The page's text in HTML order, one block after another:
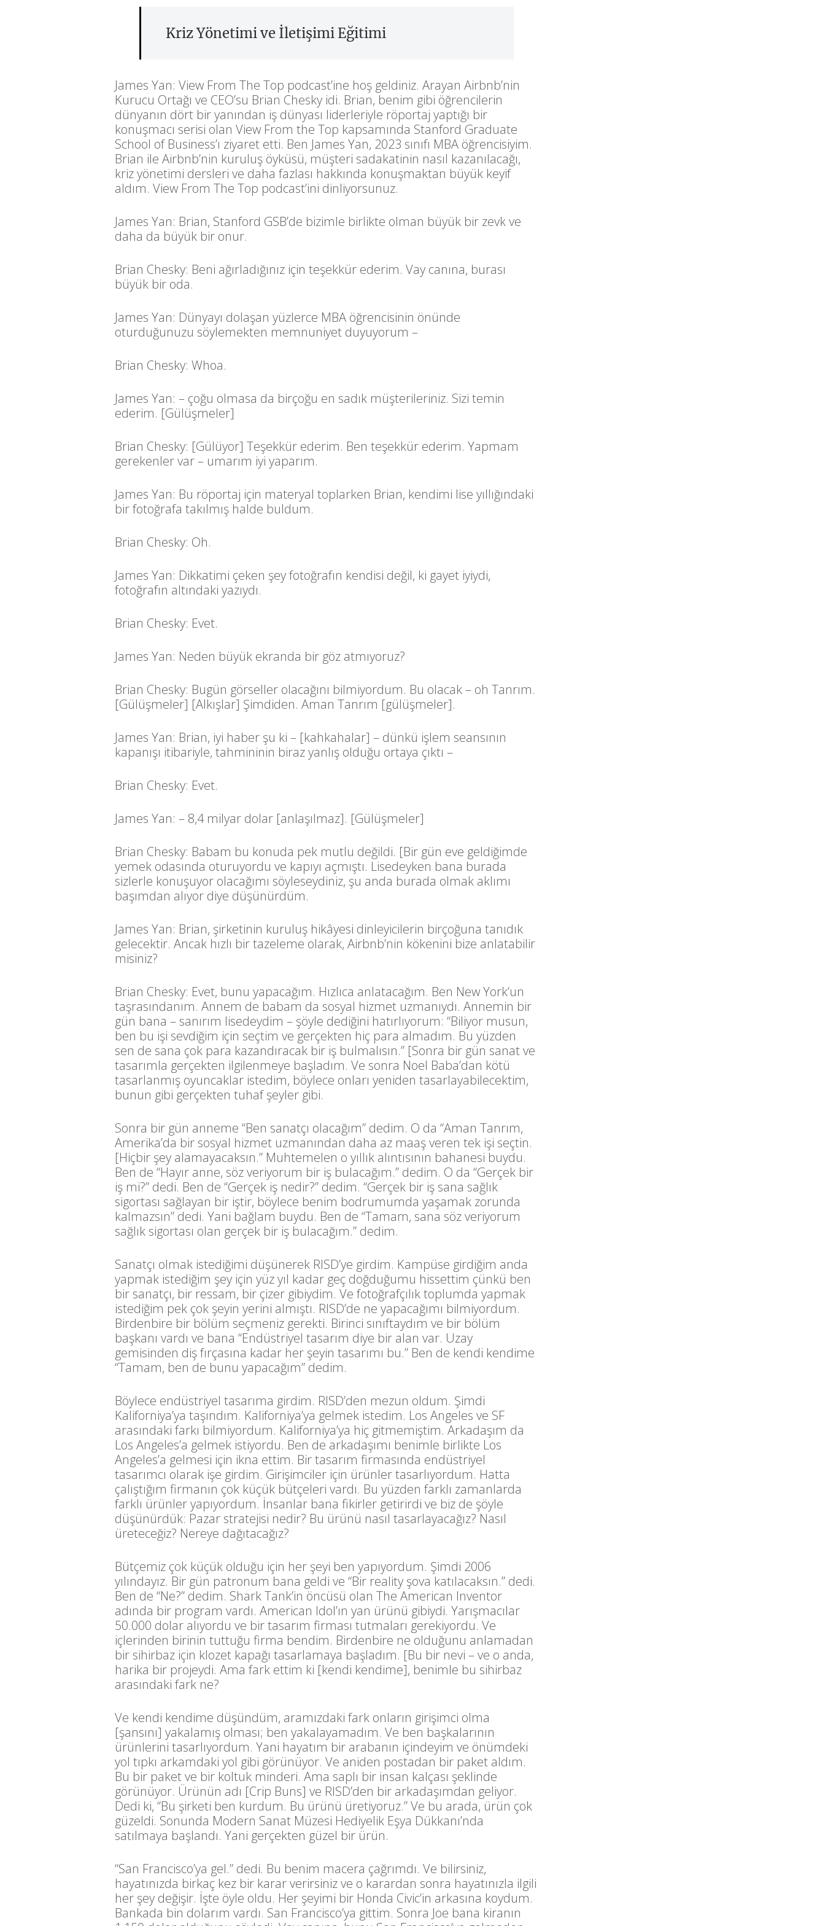
Kriz Yönetimi ve İletişimi Eğitimi
James Yan: View From The Top podcast’ine hoş geldiniz. Arayan Airbnb’nin
Kurucu Ortağı ve CEO’su Brian Chesky idi. Brian, benim gibi öğrencilerin
dünyanın dört bir yanından iş dünyası liderleriyle röportaj yaptığı bir
konuşmacı serisi olan View From the Top kapsamında Stanford Graduate
School of Business’ı ziyaret etti. Ben James Yan, 2023 sınıfı MBA öğrencisiyim.
Brian ile Airbnb’nin kuruluş öyküsü, müşteri sadakatinin nasıl kazanılacağı,
kriz yönetimi dersleri ve daha fazlası hakkında konuşmaktan büyük keyif
aldım. View From The Top podcast’ini dinliyorsunuz.
James Yan: Brian, Stanford GSB’de bizimle birlikte olman büyük bir zevk ve
daha da büyük bir onur.
Brian Chesky: Beni ağırladığınız için teşekkür ederim. Vay canına, burası
büyük bir oda.
James Yan: Dünyayı dolaşan yüzlerce MBA öğrencisinin önünde
oturduğunuzu söylemekten memnuniyet duyuyorum –
Brian Chesky: Whoa.
James Yan: – çoğu olmasa da birçoğu en sadık müşterileriniz. Sizi temin
ederim. [Gülüşmeler]
Brian Chesky: [Gülüyor] Teşekkür ederim. Ben teşekkür ederim. Yapmam
gerekenler var – umarım iyi yaparım.
James Yan: Bu röportaj için materyal toplarken Brian, kendimi lise yıllığındaki
bir fotoğrafa takılmış halde buldum.
Brian Chesky: Oh.
James Yan: Dikkatimi çeken şey fotoğrafın kendisi değil, ki gayet iyiydi,
fotoğrafın altındaki yazıydı.
Brian Chesky: Evet.
James Yan: Neden büyük ekranda bir göz atmıyoruz?
Brian Chesky: Bugün görseller olacağını bilmiyordum. Bu olacak – oh Tanrım.
[Gülüşmeler] [Alkışlar] Şimdiden. Aman Tanrım [gülüşmeler].
James Yan: Brian, iyi haber şu ki – [kahkahalar] – dünkü işlem seansının
kapanışı itibariyle, tahmininin biraz yanlış olduğu ortaya çıktı –
Brian Chesky: Evet.
James Yan: – 8,4 milyar dolar [anlaşılmaz]. [Gülüşmeler]
Brian Chesky: Babam bu konuda pek mutlu değildi. [Bir gün eve geldiğimde
yemek odasında oturuyordu ve kapıyı açmıştı. Lisedeyken bana burada
sizlerle konuşuyor olacağımı söyleseydiniz, şu anda burada olmak aklımı
başımdan alıyor diye düşünürdüm.
James Yan: Brian, şirketinin kuruluş hikâyesi dinleyicilerin birçoğuna tanıdık
gelecektir. Ancak hızlı bir tazeleme olarak, Airbnb’nin kökenini bize anlatabilir
misiniz?
Brian Chesky: Evet, bunu yapacağım. Hızlıca anlatacağım. Ben New York’un
taşrasındanım. Annem de babam da sosyal hizmet uzmanıydı. Annemin bir
gün bana – sanırım lisedeydim – şöyle dediğini hatırlıyorum: “Biliyor musun,
ben bu işi sevdiğim için seçtim ve gerçekten hiç para almadım. Bu yüzden
sen de sana çok para kazandıracak bir iş bulmalısın.” [Sonra bir gün sanat ve
tasarımla gerçekten ilgilenmeye başladım. Ve sonra Noel Baba’dan kötü
tasarlanmış oyuncaklar istedim, böylece onları yeniden tasarlayabilecektim,
bunun gibi gerçekten tuhaf şeyler gibi.
Sonra bir gün anneme “Ben sanatçı olacağım” dedim. O da “Aman Tanrım,
Amerika’da bir sosyal hizmet uzmanından daha az maaş veren tek işi seçtin.
[Hiçbir şey alamayacaksın.” Muhtemelen o yıllık alıntısının bahanesi buydu.
Ben de “Hayır anne, söz veriyorum bir iş bulacağım.” dedim. O da “Gerçek bir
iş mi?” dedi. Ben de “Gerçek iş nedir?” dedim. “Gerçek bir iş sana sağlık
sigortası sağlayan bir iştir, böylece benim bodrumumda yaşamak zorunda
kalmazsın” dedi. Yani bağlam buydu. Ben de “Tamam, sana söz veriyorum
sağlık sigortası olan gerçek bir iş bulacağım.” dedim.
Sanatçı olmak istediğimi düşünerek RISD’ye girdim. Kampüse girdiğim anda
yapmak istediğim şey için yüz yıl kadar geç doğduğumu hissettim çünkü ben
bir sanatçı, bir ressam, bir çizer gibiydim. Ve fotoğrafçılık toplumda yapmak
istediğim pek çok şeyin yerini almıştı. RISD’de ne yapacağımı bilmiyordum.
Birdenbire bir bölüm seçmeniz gerekti. Birinci sınıftaydım ve bir bölüm
başkanı vardı ve bana “Endüstriyel tasarım diye bir alan var. Uzay
gemisinden diş fırçasına kadar her şeyin tasarımı bu.” Ben de kendi kendime
“Tamam, ben de bunu yapacağım” dedim.
Böylece endüstriyel tasarıma girdim. RISD’den mezun oldum. Şimdi
Kaliforniya’ya taşındım. Kaliforniya’ya gelmek istedim. Los Angeles ve SF
arasındaki farkı bilmiyordum. Kaliforniya’ya hiç gitmemiştim. Arkadaşım da
Los Angeles’a gelmek istiyordu. Ben de arkadaşımı benimle birlikte Los
Angeles’a gelmesi için ikna ettim. Bir tasarım firmasında endüstriyel
tasarımcı olarak işe girdim. Girişimciler için ürünler tasarlıyordum. Hatta
çalıştığım firmanın çok küçük bütçeleri vardı. Bu yüzden farklı zamanlarda
farklı ürünler yapıyordum. İnsanlar bana fikirler getirirdi ve biz de şöyle
düşünürdük: Pazar stratejisi nedir? Bu ürünü nasıl tasarlayacağız? Nasıl
üreteceğiz? Nereye dağıtacağız?
Bütçemiz çok küçük olduğu için her şeyi ben yapıyordum. Şimdi 2006
yılındayız. Bir gün patronum bana geldi ve “Bir reality şova katılacaksın.” dedi.
Ben de “Ne?” dedim. Shark Tank’in öncüsü olan The American Inventor
adında bir program vardı. American Idol’ın yan ürünü gibiydi. Yarışmacılar
50.000 dolar alıyordu ve bir tasarım firması tutmaları gerekiyordu. Ve
içlerinden birinin tuttuğu firma bendim. Birdenbire ne olduğunu anlamadan
bir sihirbaz için klozet kapağı tasarlamaya başladım. [Bu bir nevi – ve o anda,
harika bir projeydi. Ama fark ettim ki [kendi kendime], benimle bu sihirbaz
arasındaki fark ne?
Ve kendi kendime düşündüm, aramızdaki fark onların girişimci olma
[şansını] yakalamış olması; ben yakalayamadım. Ve ben başkalarının
ürünlerini tasarlıyordum. Yani hayatım bir arabanın içindeyim ve önümdeki
yol tıpkı arkamdaki yol gibi görünüyor. Ve aniden postadan bir paket aldım.
Bu bir paket ve bir koltuk minderi. Ama saplı bir insan kalçası şeklinde
görünüyor. Ürünün adı [Crip Buns] ve RISD’den bir arkadaşımdan geliyor.
Dedi ki, “Bu şirketi ben kurdum. Bu ürünü üretiyoruz.” Ve bu arada, ürün çok
güzeldi. Sonunda Modern Sanat Müzesi Hediyelik Eşya Dükkanı’nda
satılmaya başlandı. Yani gerçekten güzel bir ürün.
“San Francisco’ya gel.” dedi. Bu benim macera çağrımdı. Ve bilirsiniz,
hayatınızda birkaç kez bir karar verirsiniz ve o karardan sonra hayatınızla ilgili
her şey değişir. İşte öyle oldu. Her şeyimi bir Honda Civic’in arkasına koydum.
Bankada bin dolarım vardı. San Francisco’ya gittim. Sonra Joe bana kiranın